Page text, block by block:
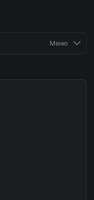
Меню